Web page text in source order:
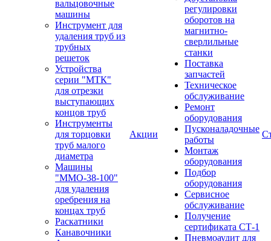
вальцовочные
машины
Инструмент для
удаления труб из
трубных
решеток
Устройства
серии "МТК"
для отрезки
выступающих
концов труб
Инструменты
для торцовки
труб малого
диаметра
Машины
"ММО-38-100"
для удаления
оребрения на
концах труб
Раскатники
Канавочники
Акции
регулировки
оборотов на
магнитно-
сверлильные
станки
Поставка
запчастей
Техническое
обслуживание
Ремонт
оборудования
Пусконаладочные
работы
Монтаж
оборудования
Подбор
оборудования
Сервисное
обслуживание
Получение
сертификата СТ-1
Пневмоаудит для